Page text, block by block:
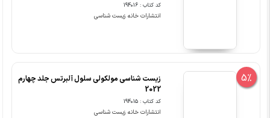
کد کتاب : 194016
انتشارات خانه زیست شناسی
5%
زیست شناسی مولکولی سلول آلبرتس جلد چهارم
2022
کد کتاب : 194015
انتشارات خانه زیست شناسی